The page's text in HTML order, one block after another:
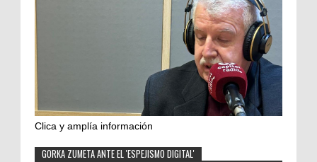
Clica y amplía información
GORKA ZUMETA ANTE EL 'ESPEJISMO DIGITAL'